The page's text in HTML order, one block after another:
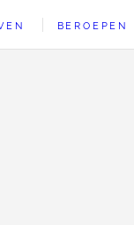
BEROEPEN